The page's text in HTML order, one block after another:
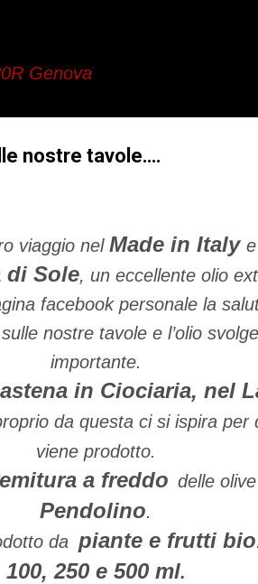
Genova
nostre tavole….
viaggio nel Made in Italy
di Sole, un eccellente olio
facebook personale la
nostre tavole e l’olio
importante.
in Ciociaria, nel
da questa ci si ispira per
viene prodotto.
a freddo delle olive
Pendolino.
da piante e frutti bio
100, 250 e 500 ml.